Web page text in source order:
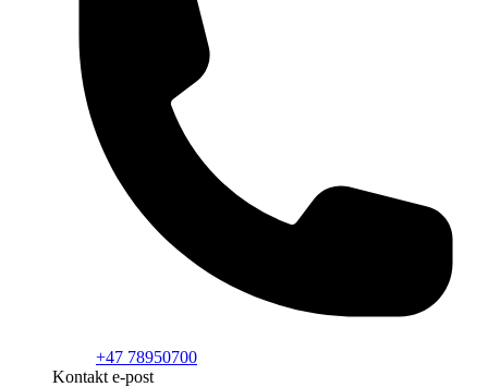
+47 78950700
Kontakt e-post